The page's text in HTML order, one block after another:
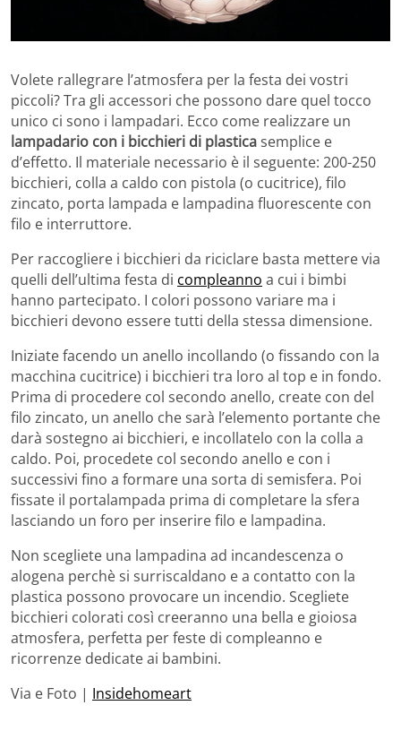
Volete rallegrare l’atmosfera per la festa dei vostri
piccoli? Tra gli accessori che possono dare quel tocco
unico ci sono i lampadari. Ecco come realizzare un
lampadario con i bicchieri di plasticasemplice e
d’effetto. Il materiale necessario è il seguente: 200-250
bicchieri, colla a caldo con pistola (o cucitrice), filo
zincato, porta lampada e lampadina fluorescente con
filo e interruttore.
Per raccogliere i bicchieri da riciclare basta mettere via
quelli dell’ultima festa di compleanno a cui i bimbi
hanno partecipato. I colori possono variare ma i
bicchieri devono essere tutti della stessa dimensione.
Iniziate facendo un anello incollando (o fissando con la
macchina cucitrice) i bicchieri tra loro al top e in fondo.
Prima di procedere col secondo anello, create con del
filo zincato, un anello che sarà l’elemento portante che
darà sostegno ai bicchieri, e incollatelo con la colla a
caldo. Poi, procedete col secondo anello e con i
successivi fino a formare una sorta di semisfera. Poi
fissate il portalampada prima di completare la sfera
lasciando un foro per inserire filo e lampadina.
Non scegliete una lampadina ad incandescenza o
alogena perchè si surriscaldano e a contatto con la
plastica possono provocare un incendio. Scegliete
bicchieri colorati così creeranno una bella e gioiosa
atmosfera, perfetta per feste di compleanno e
ricorrenze dedicate ai bambini.
Via e Foto | Insidehomeart